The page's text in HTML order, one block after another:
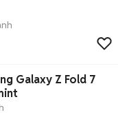
Galaxy Z Fold 7